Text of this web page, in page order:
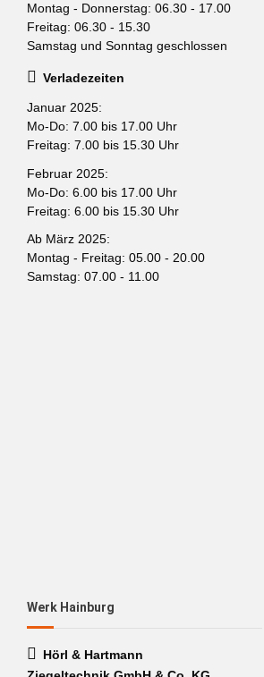
Montag - Donnerstag: 06.30 - 17.00
Freitag: 06.30 - 15.30
Samstag und Sonntag geschlossen
Verladezeiten
Januar 2025:
Mo-Do: 7.00 bis 17.00 Uhr
Freitag: 7.00 bis 15.30 Uhr
Februar 2025:
Mo-Do: 6.00 bis 17.00 Uhr
Freitag: 6.00 bis 15.30 Uhr
Ab März 2025:
Montag - Freitag: 05.00 - 20.00
Samstag: 07.00 - 11.00
Werk Hainburg
Hörl & Hartmann